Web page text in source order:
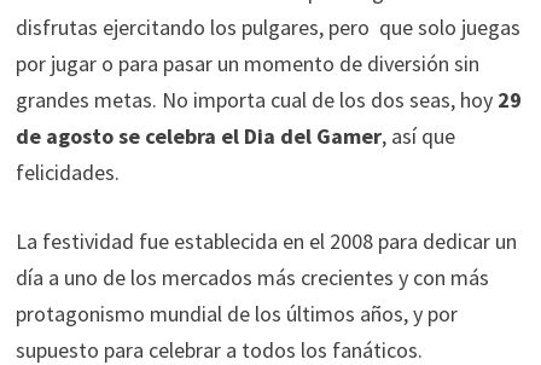
disfrutas ejercitando los pulgares, pero que solo juegas
por jugar o para pasar un momento de diversión sin
grandes metas. No importa cual de los dos seas, hoy29
de agosto se celebra el Dia del Gamer, así que
felicidades.
La festividad fue establecida en el 2008 para dedicar un
día a uno de los mercados más crecientes y con más
protagonismo mundial de los últimos años, y por
supuesto para celebrar a todos los fanáticos.